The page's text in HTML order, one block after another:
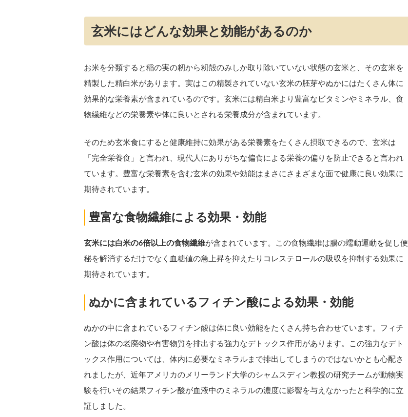
玄米にはどんな効果と効能があるのか
お米を分類すると稲の実の籾から籾殻のみしか取り除いていない状態の玄米と、その玄米を
精製した精白米があります。実はこの精製されていない玄米の胚芽やぬかにはたくさん体に
効果的な栄養素が含まれているのです。玄米には精白米より豊富なビタミンやミネラル、食
物繊維などの栄養素や体に良いとされる栄養成分が含まれています。
そのため玄米食にすると健康維持に効果がある栄養素をたくさん摂取できるので、玄米は
「完全栄養食」と言われ、現代人にありがちな偏食による栄養の偏りを防止できると言われ
ています。豊富な栄養素を含む玄米の効果や効能はまさにさまざまな面で健康に良い効果に
期待されています。
豊富な食物繊維による効果・効能
玄米には白米の6倍以上の食物繊維が含まれています。この食物繊維は腸の蠕動運動を促し便
秘を解消するだけでなく血糖値の急上昇を抑えたりコレステロールの吸収を抑制する効果に
期待されています。
ぬかに含まれているフィチン酸による効果・効能
ぬかの中に含まれているフィチン酸は体に良い効能をたくさん持ち合わせています。フィチ
ン酸は体の老廃物や有害物質を排出する強力なデトックス作用があります。この強力なデト
ックス作用については、体内に必要なミネラルまで排出してしまうのではないかとも心配さ
れましたが、近年アメリカのメリーランド大学のシャムスディン教授の研究チームが動物実
験を行いその結果フィチン酸が血液中のミネラルの濃度に影響を与えなかったと科学的に立
証しました。